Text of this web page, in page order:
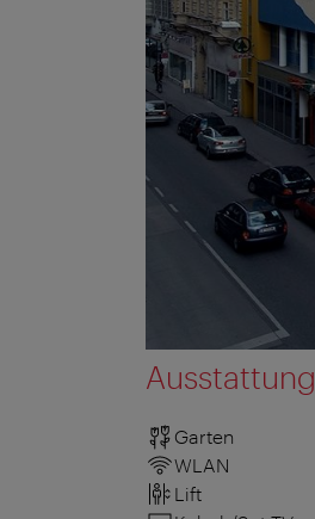
Ausstattung
Garten
WLAN
Lift